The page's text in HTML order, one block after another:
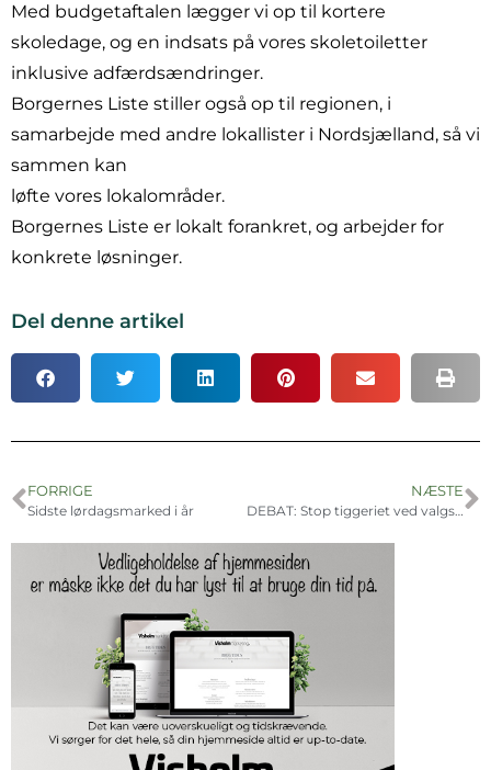
Med budgetaftalen lægger vi op til kortere
skoledage, og en indsats på vores skoletoiletter
inklusive adfærdsændringer.
Borgernes Liste stiller også op til regionen, i
samarbejde med andre lokallister i Nordsjælland, så vi
sammen kan
løfte vores lokalområder.
Borgernes Liste er lokalt forankret, og arbejder for
konkrete løsninger.
Del denne artikel
FORRIGE
Sidste lørdagsmarked i år
NÆSTE
DEBAT: Stop tiggeriet ved valgstederne